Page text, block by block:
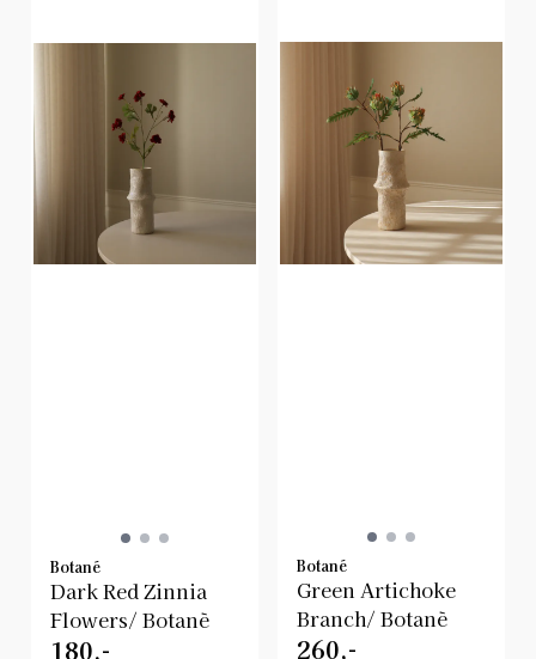
Botané
Dark Red Zinnia
Flowers/ Botanè
180,-
Botané
Green Artichoke
Branch/ Botanè
260,-